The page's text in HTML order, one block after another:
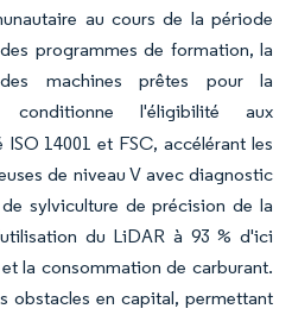
au cours de la période
programmes de formation, la
machines prêtes pour la
conditionne l'éligibilité aux
14001 et FSC, accélérant les
de niveau V avec diagnostic
sylviculture de précision de la
du LiDAR à 93 % d'ici
la consommation de carburant.
obstacles en capital, permettant